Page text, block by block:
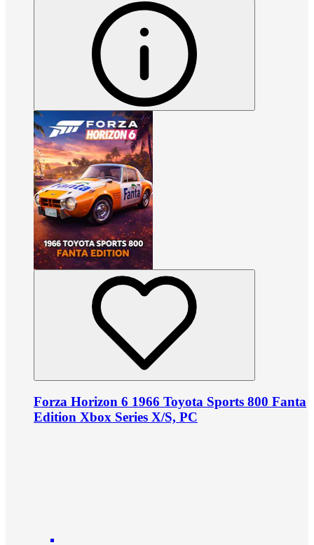
Forza Horizon 6 1966 Toyota Sports 800 Fanta
Edition Xbox Series X/S, PC